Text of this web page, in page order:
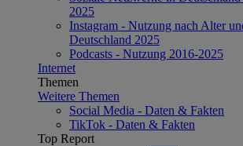
2025
Instagram - Nutzung nach Alter
Deutschland 2025
Podcasts - Nutzung 2016-2025
Internet
Themen
Weitere Themen
Social Media - Daten & Fakten
TikTok - Daten & Fakten
Top Report